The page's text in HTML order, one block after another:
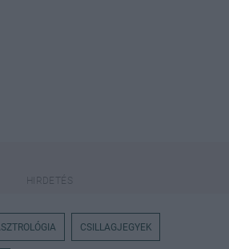
CSILLAGJEGYEK